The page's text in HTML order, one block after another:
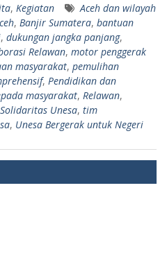
, Kegiatan
Aceh dan wilayah
, Banjir Sumatera, bantuan
, dukungan jangka panjang,
Relawan, motor penggerak
masyarakat, pemulihan
, Pendidikan dan
masyarakat, Relawan,
Solidaritas Unesa, tim
, Unesa Bergerak untuk Negeri